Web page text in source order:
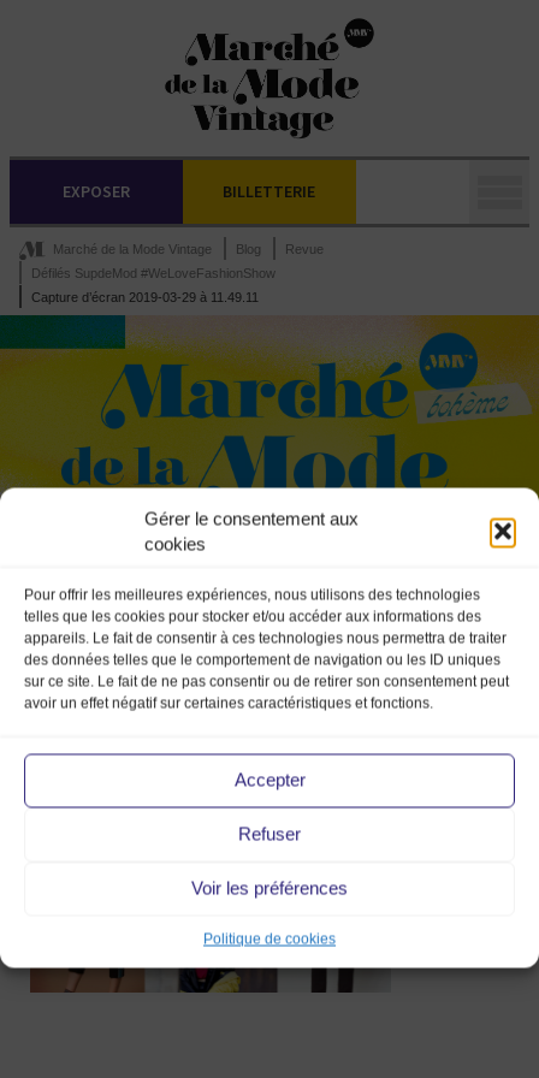
Gérer le consentement aux
cookies
Pour offrir les meilleures expériences, nous utilisons des technologies
telles que les cookies pour stocker et/ou accéder aux informations des
appareils. Le fait de consentir à ces technologies nous permettra de traiter
des données telles que le comportement de navigation ou les ID uniques
sur ce site. Le fait de ne pas consentir ou de retirer son consentement peut
avoir un effet négatif sur certaines caractéristiques et fonctions.
Accepter
Refuser
Voir les préférences
Politique de cookies
EXPOSER BILLETTERIE
Marché de la Mode Vintage Blog
Revue
Défilés SupdeMod #WeLoveFashionShow
Capture d’écran 2019-03-29 à 11.49.11
Capture d’écran
2019-03-29 à 11.49.11